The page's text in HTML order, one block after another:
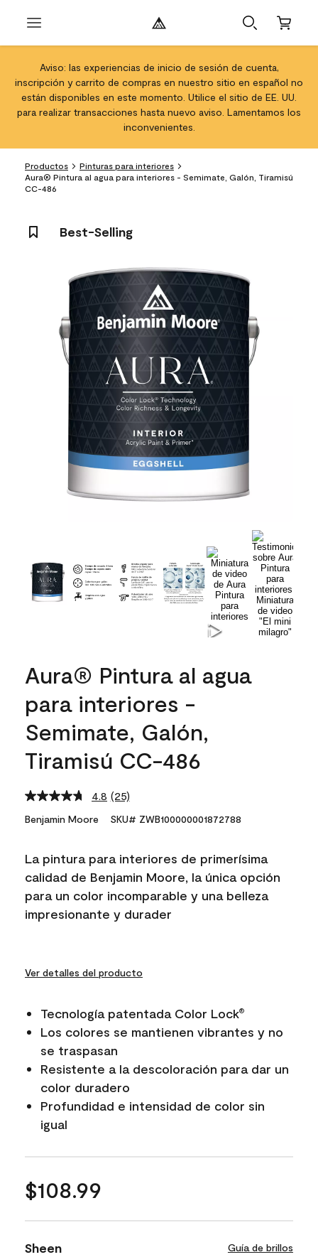
Aviso: las experiencias de inicio de sesión de cuenta,
inscripción y carrito de compras en nuestro sitio en español no
están disponibles en este momento. Utilice el sitio de EE. UU.
para realizar transacciones hasta nuevo aviso. Lamentamos los
inconvenientes.
Productos
Pinturas para interiores
Aura® Pintura al agua para interiores - Semimate, Galón, Tiramisú
CC-486
Best-Selling
Aura® Pintura al agua
para interiores -
Semimate, Galón,
Tiramisú CC-486
4.8 Read
25
Reviews.
link.
(25)
Benjamin Moore SKU# ZWB100000001872788
La pintura para interiores de primerísima
calidad de Benjamin Moore, la única opción
para un color incomparable y una belleza
impresionante y durader
Ver detalles del producto
Tecnología patentada Color Lock®
Los colores se mantienen vibrantes y no
se traspasan
Resistente a la descoloración para dar un
color duradero
Profundidad e intensidad de color sin
igual
$108.99
Sheen Guía de brillos